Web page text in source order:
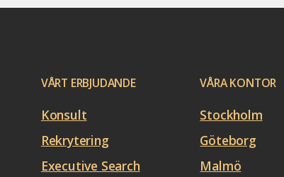
VÅRT ERBJUDANDE
Konsult
Rekrytering
Executive Search
VÅRA KONTOR
Stockholm
Göteborg
Malmö